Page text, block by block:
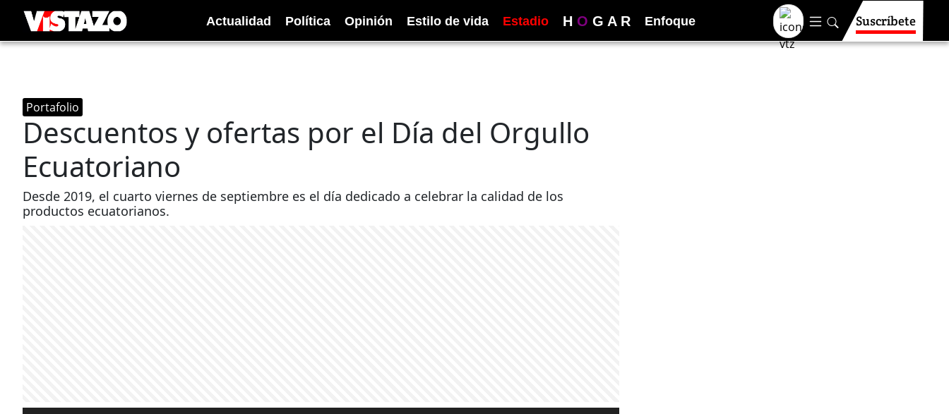
Actualidad Política Opinión Estilo de vida Estadio H O G A R Enfoque Suscríbete
Portafolio
Descuentos y ofertas por el Día del Orgullo
Ecuatoriano
Desde 2019, el cuarto viernes de septiembre es el día dedicado a celebrar la calidad de los
productos ecuatorianos.